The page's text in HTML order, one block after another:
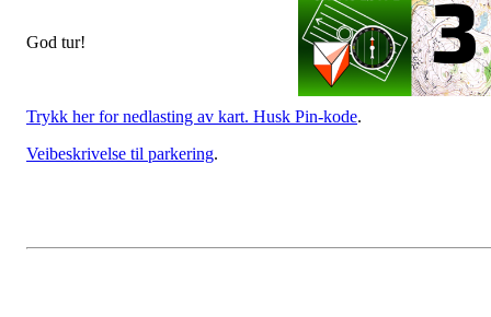
God tur!
Trykk her for nedlasting av kart. Husk Pin-kode.
Veibeskrivelse til parkering.